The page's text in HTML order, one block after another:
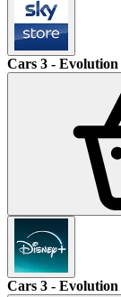
Cars 3 - Evolution
Cars 3 - Evolution